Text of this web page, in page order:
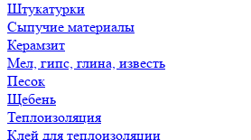
Штукатурки
Сыпучие материалы
Керамзит
Мел, гипс, глина, известь
Песок
Щебень
Теплоизоляция
Клей для теплоизоляции